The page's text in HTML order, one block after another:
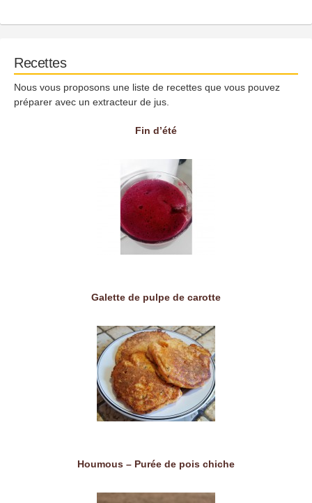
Recettes
Nous vous proposons une liste de recettes que vous pouvez
préparer avec un extracteur de jus.
Fin d’été
Galette de pulpe de carotte
Houmous – Purée de pois chiche